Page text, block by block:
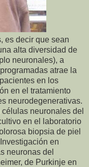
es decir que sean
alta diversidad de
neuronales), a
atrae la
en los
en el tratamiento
neurodegenerativas.
neuronales del
en el laboratorio
biopsia de piel
en
neuronas del
de Purkinje en